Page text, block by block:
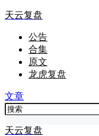
天云复盘
公告
合集
原文
龙虎复盘
文章
天云复盘